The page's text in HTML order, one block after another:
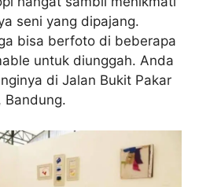
seni yang dipajang.
bisa berfoto di beberapa
untuk diunggah. Anda
di Jalan Bukit Pakar
Bandung.